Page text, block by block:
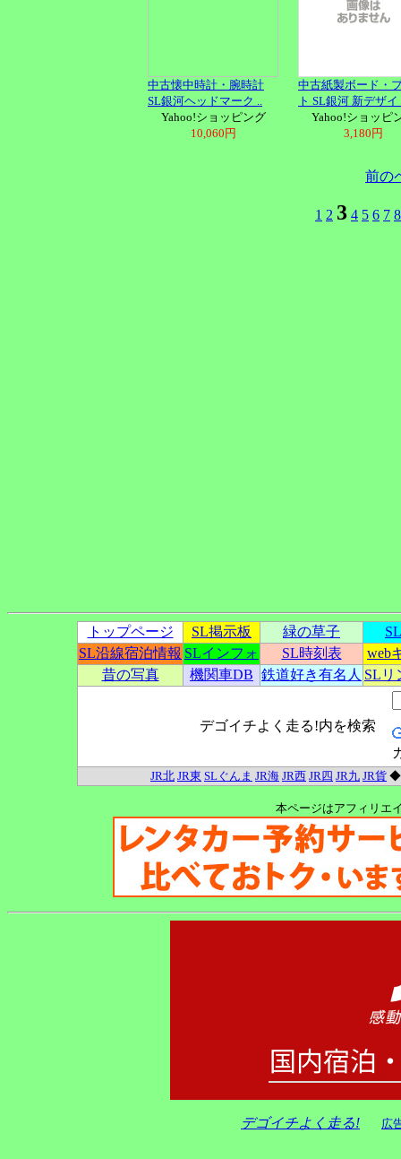
中古懐中時計・腕時計
SL銀河ヘッドマーク ..
Yahoo!ショッピング
10,060円
中古紙製ボード・
ト SL銀河 新デザイ
Yahoo!ショッピ
3,180円
前の
1 2 3 4 5 6 7 8
トップページ SL掲示板 緑の草子
SL沿線宿泊情報 SLインフォ SL時刻表
web
昔の写真
機関車DB 鉄道好き有名人 SLリ
デゴイチよく走る!内を検索
JR北 JR東 SLぐんま JR海 JR西 JR四 JR九 JR貨
本ページはアフィリエ
デゴイチよく走る! 広